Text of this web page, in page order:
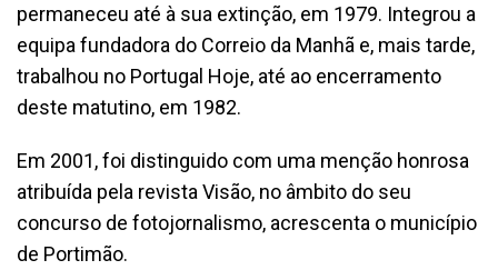
permaneceu até à sua extinção, em 1979. Integrou a
equipa fundadora do Correio da Manhã e, mais tarde,
trabalhou no Portugal Hoje, até ao encerramento
deste matutino, em 1982.
Em 2001, foi distinguido com uma menção honrosa
atribuída pela revista Visão, no âmbito do seu
concurso de fotojornalismo, acrescenta o município
de Portimão.